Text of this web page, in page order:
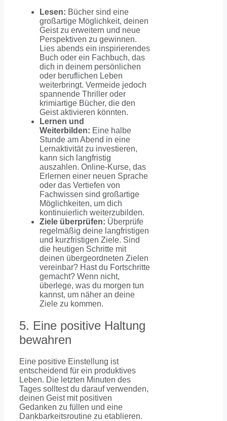
Lesen: Bücher sind eine
großartige Möglichkeit, deinen
Geist zu erweitern und neue
Perspektiven zu gewinnen.
Lies abends ein inspirierendes
Buch oder ein Fachbuch, das
dich in deinem persönlichen
oder beruflichen Leben
weiterbringt. Vermeide jedoch
spannende Thriller oder
krimiartige Bücher, die den
Geist aktivieren könnten.
Lernen und
Weiterbilden: Eine halbe
Stunde am Abend in eine
Lernaktivität zu investieren,
kann sich langfristig
auszahlen. Online-Kurse, das
Erlernen einer neuen Sprache
oder das Vertiefen von
Fachwissen sind großartige
Möglichkeiten, um dich
kontinuierlich weiterzubilden.
Ziele überprüfen: Überprüfe
regelmäßig deine langfristigen
und kurzfristigen Ziele. Sind
die heutigen Schritte mit
deinen übergeordneten Zielen
vereinbar? Hast du Fortschritte
gemacht? Wenn nicht,
überlege, was du morgen tun
kannst, um näher an deine
Ziele zu kommen.
5. Eine positive Haltung
bewahren
Eine positive Einstellung ist
entscheidend für ein produktives
Leben. Die letzten Minuten des
Tages solltest du darauf verwenden,
deinen Geist mit positiven
Gedanken zu füllen und eine
Dankbarkeitsroutine zu etablieren.